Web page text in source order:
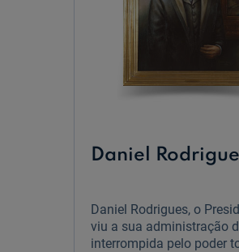
Daniel
Daniel Rodrigues, o
viu a sua administração
interrompida pelo poder